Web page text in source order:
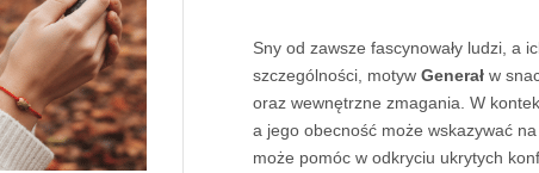
Sny od zawsze fascynowały ludzi, a
szczególności, motyw Generałw
oraz wewnętrzne zmagania. W
a jego obecność może wskazywać
może pomóc w odkryciu ukrytych